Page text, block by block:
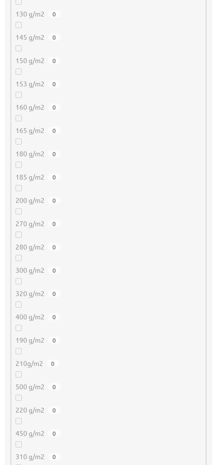
130 g/m2 0
145 g/m2 0
150 g/m2 0
153 g/m2 0
160 g/m2 0
165 g/m2 0
180 g/m2 0
185 g/m2 0
200 g/m2 0
270 g/m2 0
280 g/m2 0
300 g/m2 0
320 g/m2 0
400 g/m2 0
190 g/m2 0
210g/m2 0
500 g/m2 0
220 g/m2 0
450 g/m2 0
310 g/m2 0